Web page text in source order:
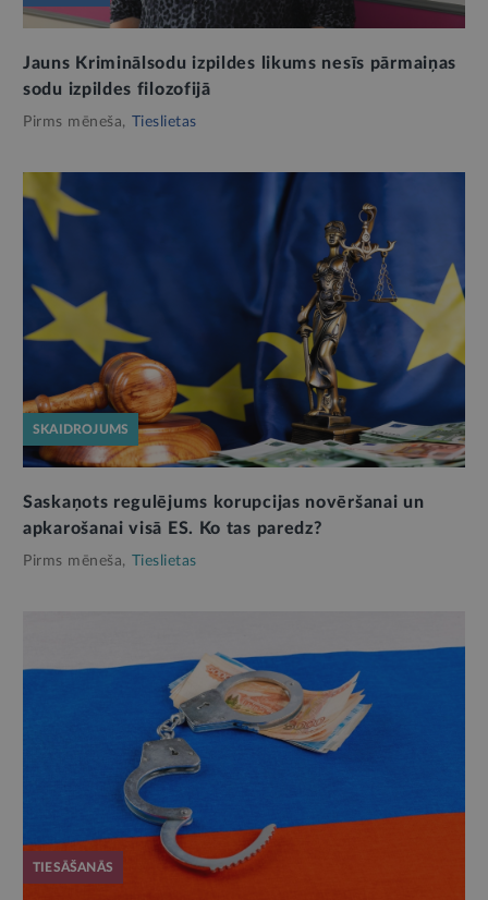
Jauns Kriminālsodu izpildes likums nesīs pārmaiņas
sodu izpildes filozofijā
Pirms mēneša, Tieslietas
SKAIDROJUMS
Saskaņots regulējums korupcijas novēršanai un
apkarošanai visā ES. Ko tas paredz?
Pirms mēneša, Tieslietas
TIESĀŠANĀS